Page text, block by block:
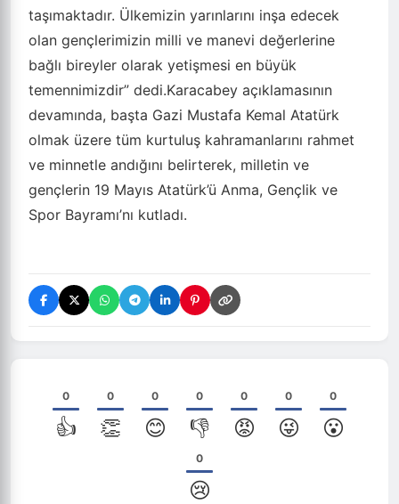
taşımaktadır. Ülkemizin yarınlarını inşa edecek
olan gençlerimizin milli ve manevi değerlerine
bağlı bireyler olarak yetişmesi en büyük
temennimizdir” dedi.Karacabey açıklamasının
devamında, başta Gazi Mustafa Kemal Atatürk
olmak üzere tüm kurtuluş kahramanlarını rahmet
ve minnetle andığını belirterek, milletin ve
gençlerin 19 Mayıs Atatürk’ü Anma, Gençlik ve
Spor Bayramı’nı kutladı.
0
👍
0
👏
0
😊
0
👎
0
😡
0
😜
0
😮
0
😢